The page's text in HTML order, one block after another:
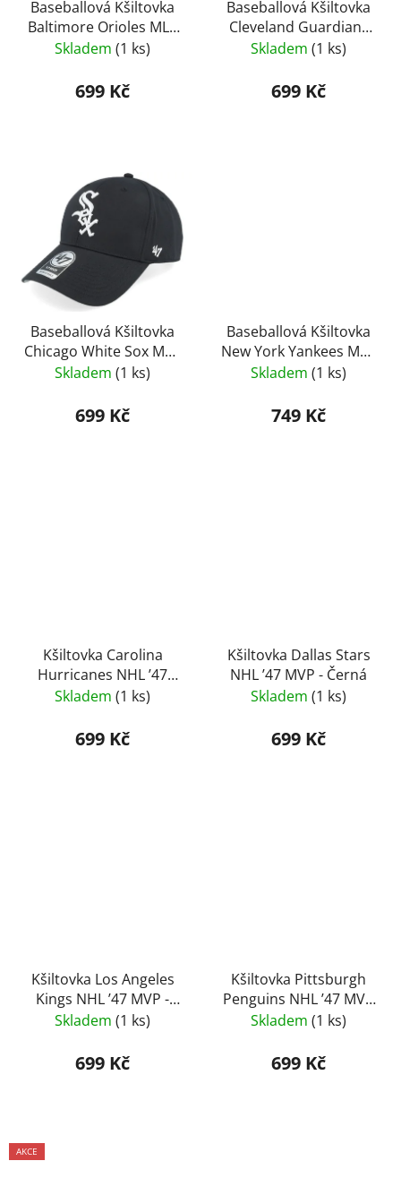
Baseballová Kšiltovka
Baltimore Orioles MLB
’47 MVP
Skladem (1 ks)
699 Kč
Baseballová Kšiltovka
Cleveland Guardians
MLB ’47 MVP
Skladem (1 ks)
699 Kč
Baseballová Kšiltovka
Chicago White Sox MLB
’47 MVP
Skladem (1 ks)
699 Kč
Baseballová Kšiltovka
New York Yankees MLB
’47 MVP
Skladem (1 ks)
749 Kč
Kšiltovka Carolina
Hurricanes NHL ’47
MVP - Červená
Skladem (1 ks)
699 Kč
Kšiltovka Dallas Stars
NHL ’47 MVP - Černá
Skladem (1 ks)
699 Kč
Kšiltovka Los Angeles
Kings NHL ’47 MVP -
Fialová
Skladem (1 ks)
699 Kč
Kšiltovka Pittsburgh
Penguins NHL ’47 MVP
– Šedivá
Skladem (1 ks)
699 Kč
AKCE